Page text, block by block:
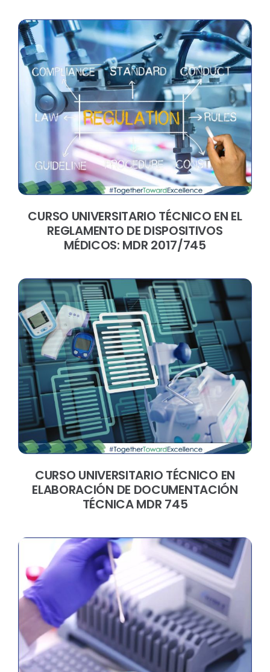
CURSO UNIVERSITARIO TÉCNICO EN EL
REGLAMENTO DE DISPOSITIVOS
MÉDICOS: MDR 2017/745
CURSO UNIVERSITARIO TÉCNICO EN
ELABORACIÓN DE DOCUMENTACIÓN
TÉCNICA MDR 745